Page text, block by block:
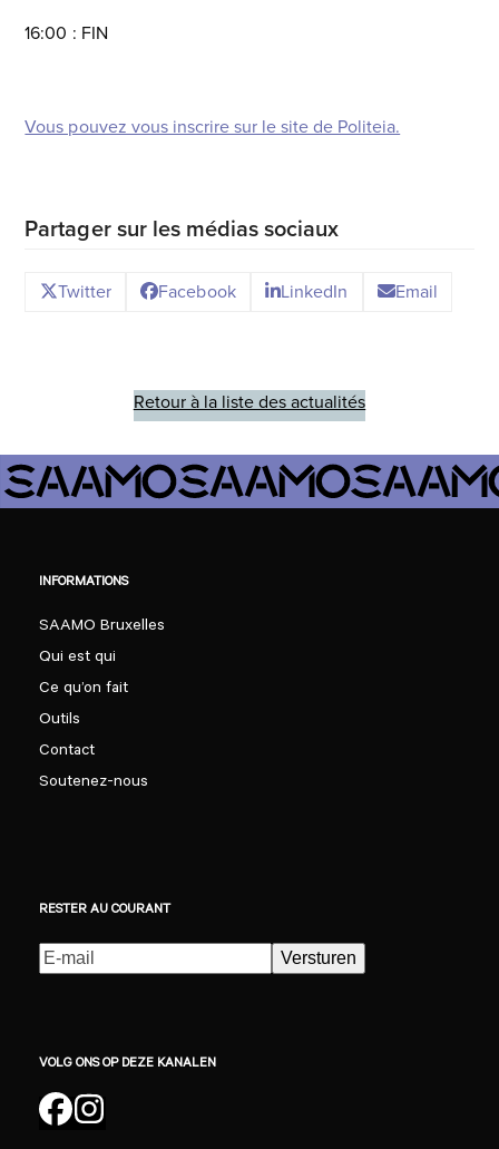
16:00 : FIN
Vous pouvez vous inscrire sur le site de Politeia.
Partager sur les médias sociaux
Twitter Facebook LinkedIn Email
Retour à la liste des actualités
INFORMATIONS
SAAMO Bruxelles
Qui est qui
Ce qu’on fait
Outils
Contact
Soutenez-nous
RESTER AU COURANT
E-
mailadres(Nécessaire)
Versturen
VOLG ONS OP DEZE KANALEN
Facebook
Instagram